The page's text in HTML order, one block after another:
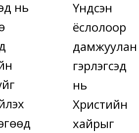
нь
Үндсэн
ёслолоор
дамжуулан
гэрлэгсэд
нь
Христийн
хайрыг